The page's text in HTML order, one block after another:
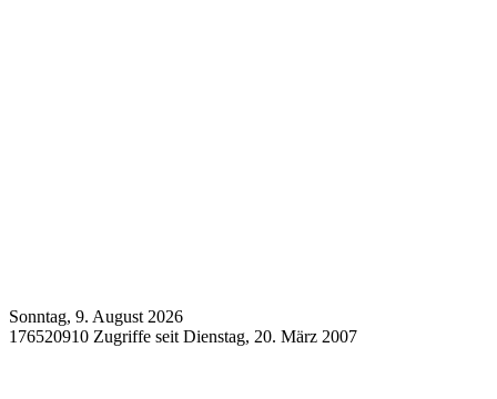
Sonntag, 9. August 2026
176520910 Zugriffe seit Dienstag, 20. März 2007